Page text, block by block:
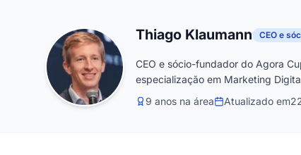
Thiago Klaumann CEO e
CEO e sócio-fundador do Agora
especialização em Marketing
9 anos na área
Atualizado em